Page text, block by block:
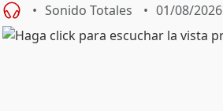
Sonido Totales 01/08/2026